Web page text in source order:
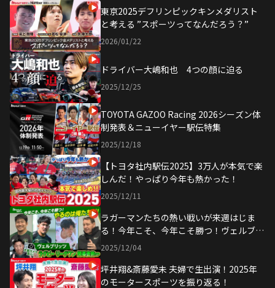
東京2025デフリンピックキンメダリスト
と考える ”スポーツってなんだろう？”
2026/01/22
ドライバー大嶋和也 4つの顔に迫る
2025/12/25
TOYOTA GAZOO Racing 2026シーズン体
制発表＆ニューイヤー駅伝特集
2025/12/18
【トヨタ社内駅伝2025】3万人が本気で楽
しんだ！やっぱり今年も熱かった！
2025/12/11
ラガーマンたちの熱い戦いが来週はじま
る！今年こそ、今年こそ勝つ！ヴェルブリ
ッツ リーグワン開幕直前SP
2025/12/04
坪井翔&斎藤愛未 夫婦で生出演！2025年
のモータースポーツを振り返る！